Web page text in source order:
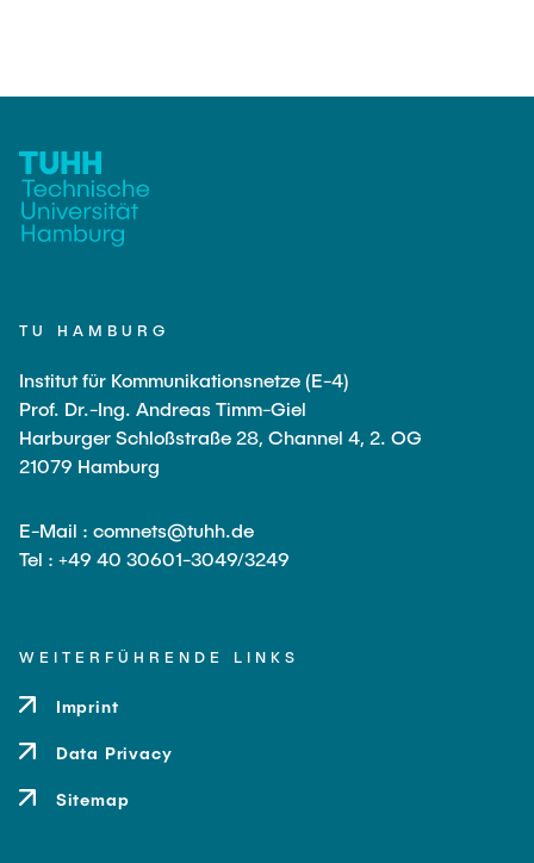
TU HAMBURG
Institut für Kommunikationsnetze (E-4)
Prof. Dr.-Ing. Andreas Timm-Giel
Harburger Schloßstraße 28, Channel 4, 2. OG
21079 Hamburg
E-Mail : comnets@tuhh.de
Tel : +49 40 30601-3049/3249
WEITERFÜHRENDE LINKS
Imprint
Data Privacy
Sitemap